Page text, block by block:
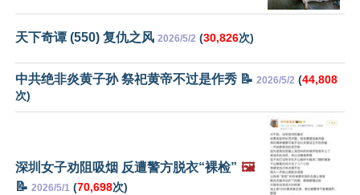
天下奇谭 (550) 复仇之风 2026/5/2 (30,826次)
中共绝非炎黄子孙 祭祀黄帝不过是作秀 📝 2026/5/2 (44,808
次)
深圳女子劝阻吸烟 反遭警方脱衣“裸检” 🖼️
📝 2026/5/1 (70,698次)